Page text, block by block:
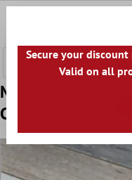
Mодел от
Concerto Ярко
Secure your
Valid on all